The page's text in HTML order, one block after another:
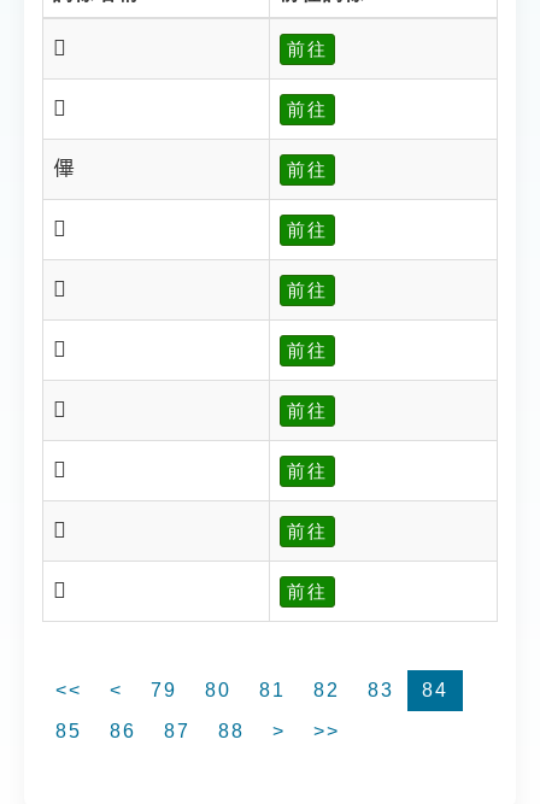
𠌰 前往
𠌩 前往
𠌫 前往
𠌭 前往
𠌮 前往
𠌯 前往
𠌱 前往
𠌲 前往
𠌳 前往
𠌬 前往
<< < 79 80 81 82 83
84
85
86 87 88 > >>